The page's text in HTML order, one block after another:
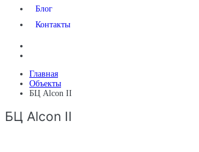
Блог
Контакты
Главная
Объекты
БЦ Alcon II
БЦ Alcon II